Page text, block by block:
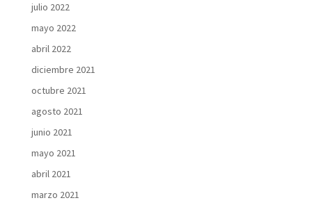
julio 2022
mayo 2022
abril 2022
diciembre 2021
octubre 2021
agosto 2021
junio 2021
mayo 2021
abril 2021
marzo 2021